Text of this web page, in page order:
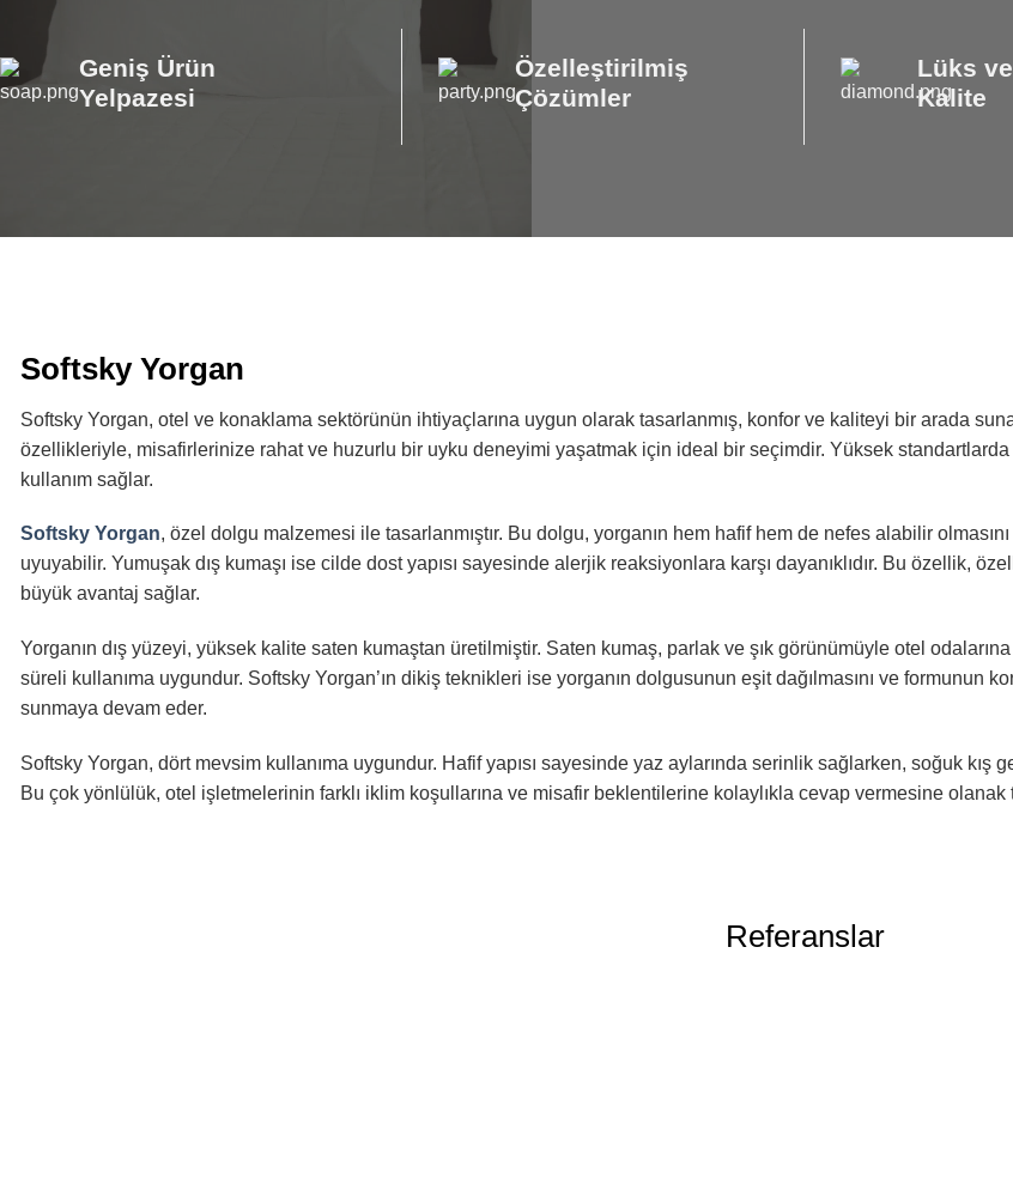
Geniş Ürün
Yelpazesi
Özelleştirilmiş
Çözümler
Lüks ve
Kalite
Softsky Yorgan
Softsky Yorgan, otel ve konaklama sektörünün ihtiyaçlarına uygun olarak tasarlanmış, konfor ve kaliteyi bir arada
özellikleriyle, misafirlerinize rahat ve huzurlu bir uyku deneyimi yaşatmak için ideal bir seçimdir. Yüksek
kullanım sağlar.
Softsky Yorgan, özel dolgu malzemesi ile tasarlanmıştır. Bu dolgu, yorganın hem hafif hem de nefes alabilir
uyuyabilir. Yumuşak dış kumaşı ise cilde dost yapısı sayesinde alerjik reaksiyonlara karşı dayanıklıdır. Bu özellik,
büyük avantaj sağlar.
Yorganın dış yüzeyi, yüksek kalite saten kumaştan üretilmiştir. Saten kumaş, parlak ve şık görünümüyle otel
süreli kullanıma uygundur. Softsky Yorgan’ın dikiş teknikleri ise yorganın dolgusunun eşit dağılmasını ve formunun
sunmaya devam eder.
Softsky Yorgan, dört mevsim kullanıma uygundur. Hafif yapısı sayesinde yaz aylarında serinlik sağlarken, soğuk kış
Bu çok yönlülük, otel işletmelerinin farklı iklim koşullarına ve misafir beklentilerine kolaylıkla cevap vermesine olanak
Referanslar